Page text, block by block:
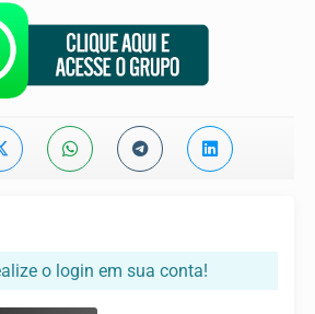
o login em sua conta!